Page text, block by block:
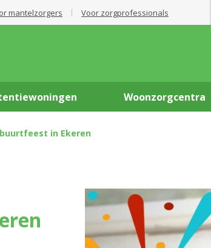
mantelzorgers Voor zorgprofessionals
Woonzorgcentra
in Ekeren